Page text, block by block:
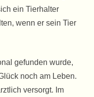
ein Tierhalter
wenn er sein Tier
gefunden wurde,
noch am Leben.
versorgt. Im